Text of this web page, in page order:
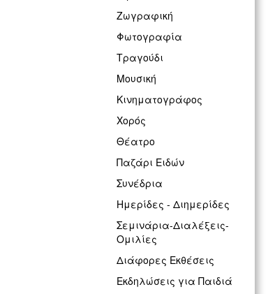
Ζωγραφική
Φωτογραφία
Τραγούδι
Μουσική
Κινηματογράφος
Χορός
Θέατρο
Παζάρι Ειδών
Συνέδρια
Ημερίδες - Διημερίδες
Σεμινάρια-Διαλέξεις-
Ομιλίες
Διάφορες Εκθέσεις
Εκδηλώσεις για Παιδιά